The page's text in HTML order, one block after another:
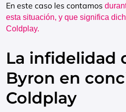
En este caso les contamos
esta situación, y que significa
Coldplay.
La infidelidad
Byron en
Coldplay